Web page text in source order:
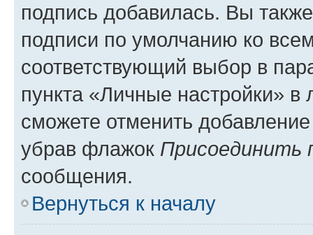
подпись добавилась. Вы
подписи по умолчанию ко
соответствующий выбор в
пункта «Личные настройки»
сможете отменить
убрав флажок Присоединить
сообщения.
Вернуться к началу